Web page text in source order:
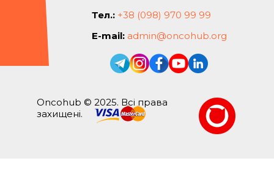
Тел.: +38 (098) 970 99 99
E-mail: admin@oncohub.org
Oncohub © 2025. Всі права
захищені.